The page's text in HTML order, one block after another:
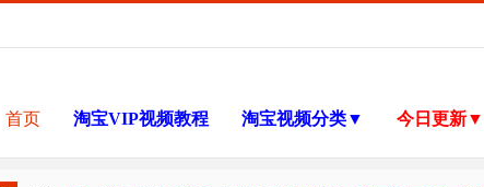
首页 淘宝VIP视频教程 淘宝视频分类▼ 今日更新▼